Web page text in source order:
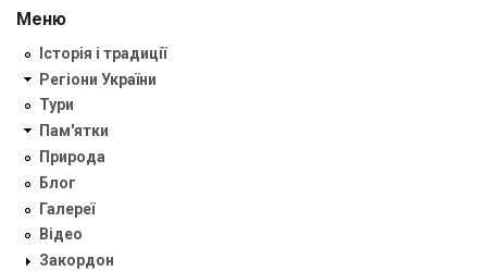
Меню
Історія і традиції
Регіони України
Тури
Пам'ятки
Природа
Блог
Галереї
Відео
Закордон